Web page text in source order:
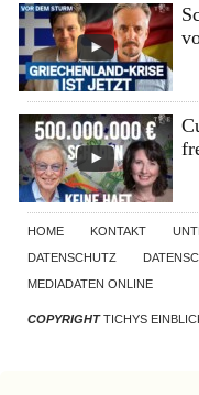
HOME KONTAKT
DATENSCHUTZ
MEDIADATEN ONLINE
COPYRIGHTTICHYS